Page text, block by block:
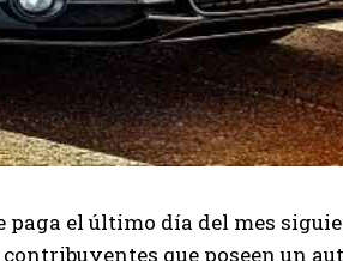
paga el último día del mes
que poseen un